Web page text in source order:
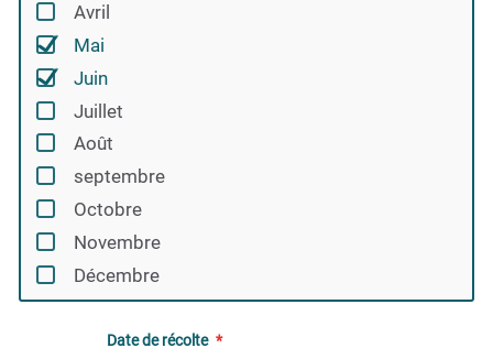
Avril
Mai
Juin
Juillet
Août
septembre
Octobre
Novembre
Décembre
Date de récolte